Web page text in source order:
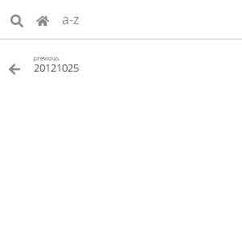
a-z
previous
20121025